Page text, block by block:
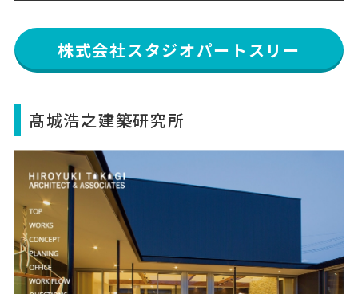
株式会社スタジオパートスリー
髙城浩之建築研究所